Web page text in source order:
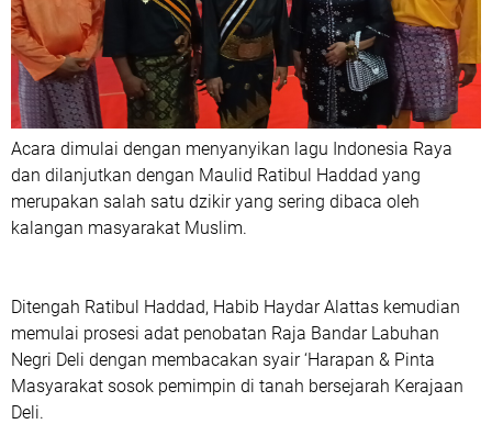
Acara dimulai dengan menyanyikan lagu Indonesia Raya
dan dilanjutkan dengan Maulid Ratibul Haddad yang
merupakan salah satu dzikir yang sering dibaca oleh
kalangan masyarakat Muslim.
Ditengah Ratibul Haddad, Habib Haydar Alattas kemudian
memulai prosesi adat penobatan Raja Bandar Labuhan
Negri Deli dengan membacakan syair ‘Harapan & Pinta
Masyarakat sosok pemimpin di tanah bersejarah Kerajaan
Deli.